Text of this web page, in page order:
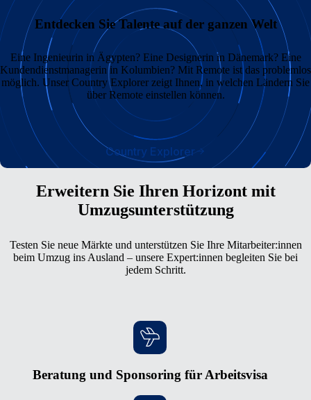
Entdecken Sie Talente auf der ganzen Welt
Eine Ingenieurin in Ägypten? Eine Designerin in Dänemark? Eine
Kundendienstmanagerin in Kolumbien? Mit Remote ist das problemlos
möglich. Unser Country Explorer zeigt Ihnen, in welchen Ländern Sie
über Remote einstellen können.
Country Explorer
Erweitern Sie Ihren Horizont mit
Umzugsunterstützung
Testen Sie neue Märkte und unterstützen Sie Ihre Mitarbeiter:innen
beim Umzug ins Ausland – unsere Expert:innen begleiten Sie bei
jedem Schritt.
Beratung und Sponsoring für Arbeitsvisa